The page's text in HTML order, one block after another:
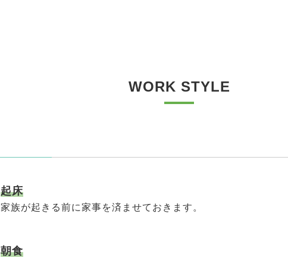
WORK STYLE
起床
家族が起きる前に家事を済ませておきます。
朝食